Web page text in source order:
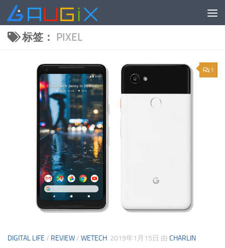
跳至内容
标签： PIXEL
1
DIGITAL LIFE / REVIEW/ WETECH 2019年1月15日 由 CHARLIN